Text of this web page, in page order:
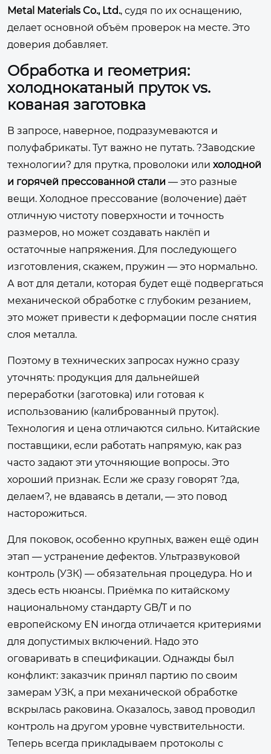
Metal Materials Co., Ltd., судя по их оснащению,
делает основной объём проверок на месте. Это
доверия добавляет.
Обработка и геометрия:
холоднокатаный пруток vs.
кованая заготовка
В запросе, наверное, подразумеваются и
полуфабрикаты. Тут важно не путать. ?Заводские
технологии? для прутка, проволоки или холодной
и горячей прессованной стали — это разные
вещи. Холодное прессование (волочение) даёт
отличную чистоту поверхности и точность
размеров, но может создавать наклёп и
остаточные напряжения. Для последующего
изготовления, скажем, пружин — это нормально.
А вот для детали, которая будет ещё подвергаться
механической обработке с глубоким резанием,
это может привести к деформации после снятия
слоя металла.
Поэтому в технических запросах нужно сразу
уточнять: продукция для дальнейшей
переработки (заготовка) или готовая к
использованию (калиброванный пруток).
Технология и цена отличаются сильно. Китайские
поставщики, если работать напрямую, как раз
часто задают эти уточняющие вопросы. Это
хороший признак. Если же сразу говорят ?да,
делаем?, не вдаваясь в детали, — это повод
насторожиться.
Для поковок, особенно крупных, важен ещё один
этап — устранение дефектов. Ультразвуковой
контроль (УЗК) — обязательная процедура. Но и
здесь есть нюансы. Приёмка по китайскому
национальному стандарту GB/T и по
европейскому EN иногда отличается критериями
для допустимых включений. Надо это
оговаривать в спецификации. Однажды был
конфликт: заказчик принял партию по своим
замерам УЗК, а при механической обработке
вскрылась раковина. Оказалось, завод проводил
контроль на другом уровне чувствительности.
Теперь всегда прикладываем протоколы с